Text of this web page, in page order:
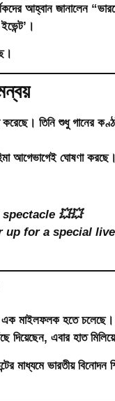
আহ্বান জানালেন
তিনি শুধু গানের
আগেভাগেই ঘোষণা করছে।
💥💥
up for a special
এক মাইলফলক হতে চলেছে।
দিয়েছেন, এবার হাত
মাধ্যমে ভারতীয় বিনোদন